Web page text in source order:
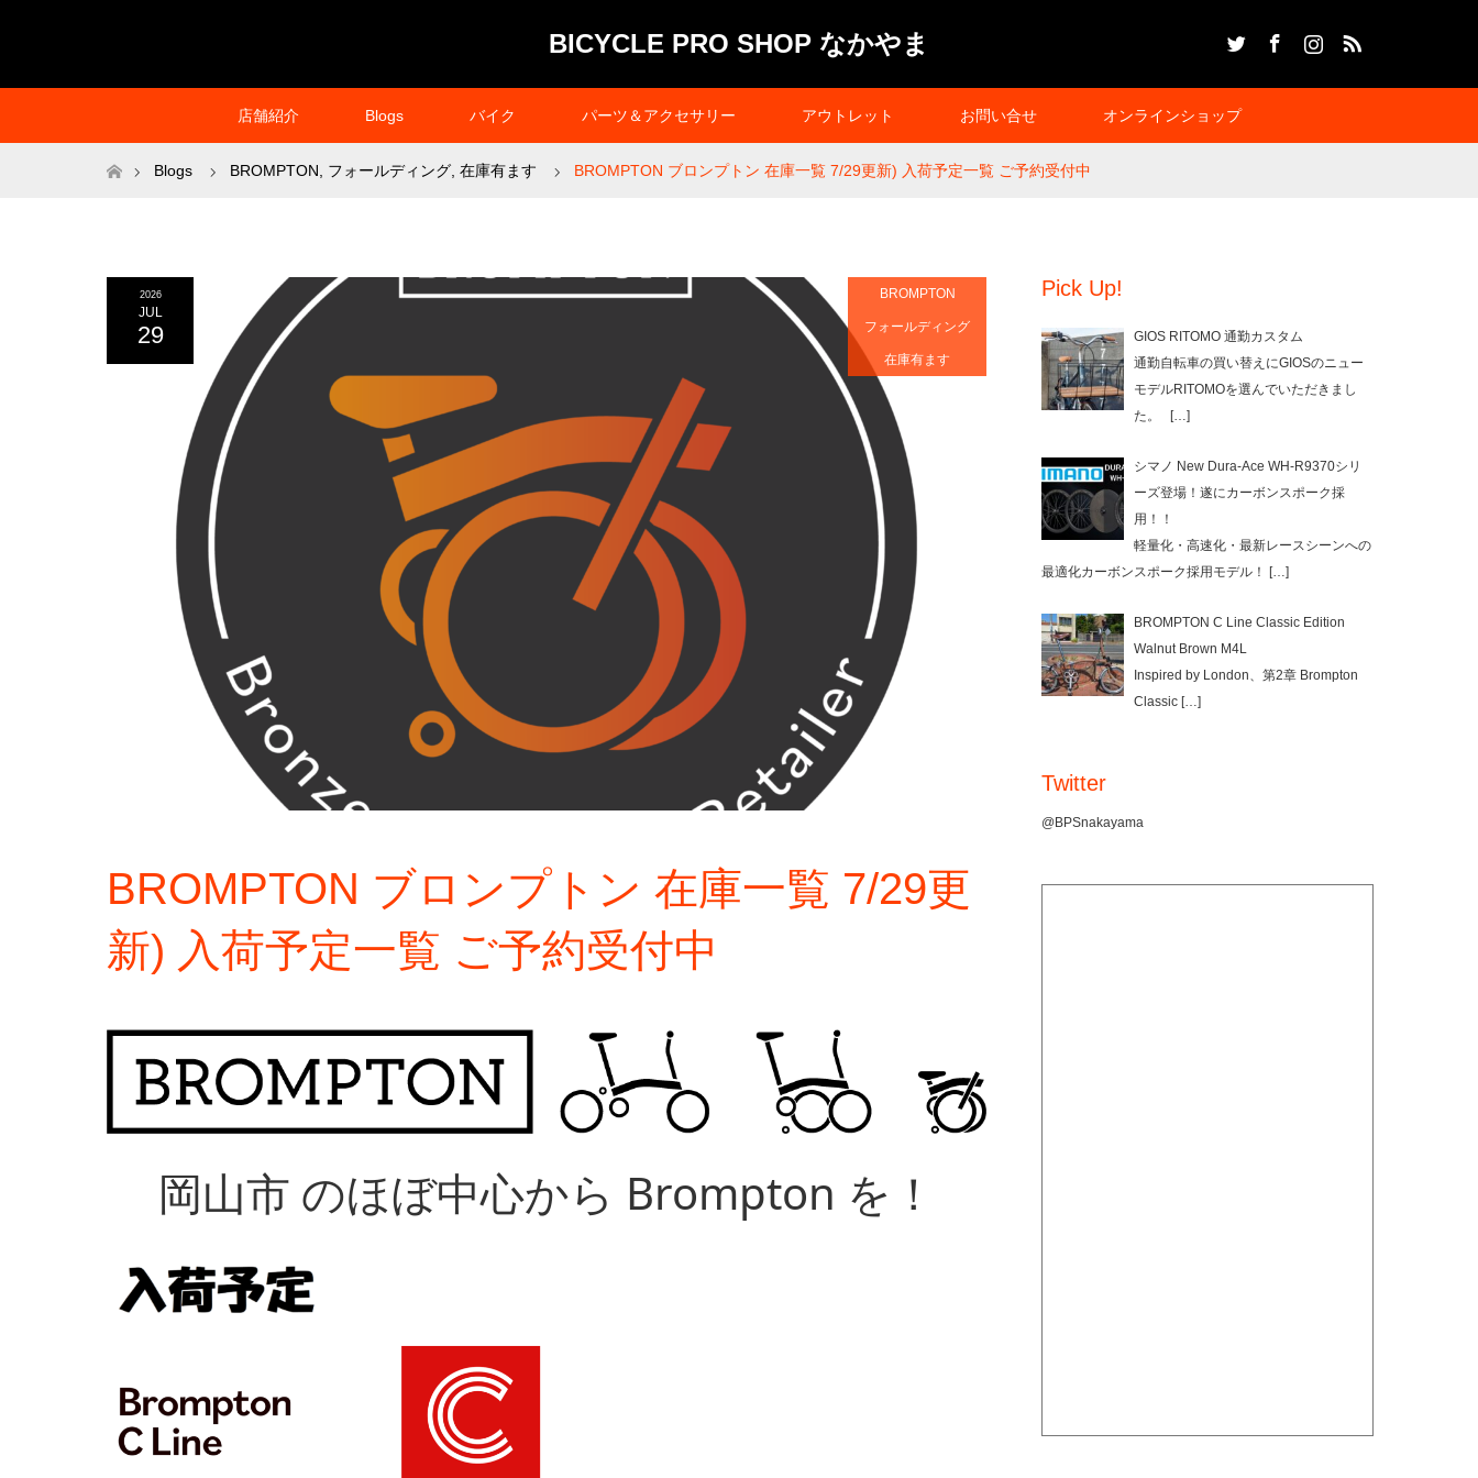
BICYCLE PRO SHOP なかやま
店舗紹介 Blogs バイク パーツ＆アクセサリー アウトレット お問い合せ オンラインショップ
ホームBlogs BROMPTON フォールディング 在庫有ます BROMPTON ブロンプトン 在庫一覧 7/29更新) 入荷予定一覧 ご予約受付中
2026
JUL
29
BROMPTON
フォールディング
在庫有ます
BROMPTON ブロンプトン 在庫一覧 7/29更
新) 入荷予定一覧 ご予約受付中
岡山市 のほぼ中心から Brompton を！
Pick Up!
GIOS RITOMO 通勤カスタム
通勤自転車の買い替えにGIOSのニュー
モデルRITOMOを選んでいただきまし
た。
[…]
シマノ New Dura-Ace WH-R9370シリ
ーズ登場！遂にカーボンスポーク採
用！！
軽量化・高速化・最新レースシーンへの
最適化カーボンスポーク採用モデル！
[…]
BROMPTON C Line Classic Edition
Walnut Brown M4L
Inspired by London、第2章 Brompton
Classic […]
Twitter
@BPSnakayama